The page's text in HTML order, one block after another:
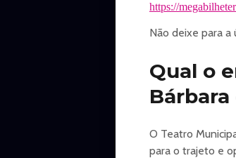
https://
Não deixe para a
Qual o
O Teatro
para o trajeto e